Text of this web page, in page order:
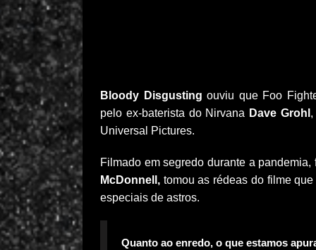
Bloody Disgustingouviu que Foo
pelo ex-baterista do Nirvana Dave Grohl
Universal Pictures.
Filmado em segredo durante a
McDonnell, tomou as rédeas do filme
especiais de astros.
Quanto ao enredo, o que estamos